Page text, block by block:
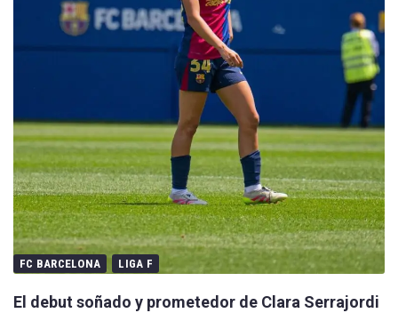
FC BARCELONA LIGA F
El debut soñado y prometedor de Clara Serrajordi